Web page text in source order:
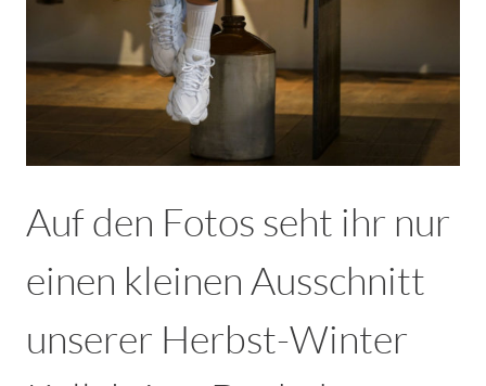
Auf den Fotos seht ihr nur
einen kleinen Ausschnitt
unserer Herbst-Winter